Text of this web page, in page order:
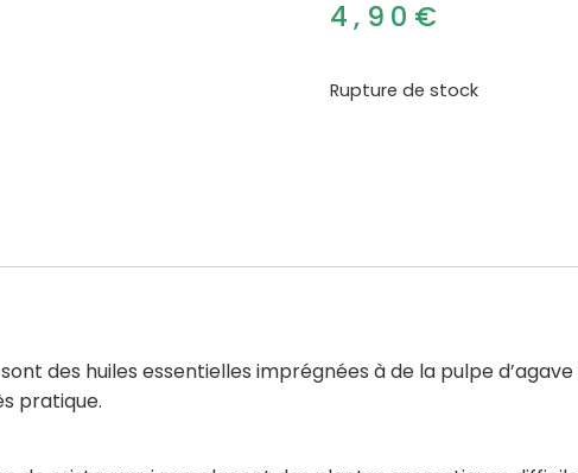
4,90 €
Rupture de stock
des huiles essentielles imprégnées à de la pulpe
pratique.